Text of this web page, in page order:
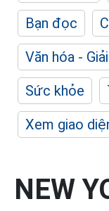
Bạn đọc
Văn hóa -
Sức khỏe
Xem giao
NEW